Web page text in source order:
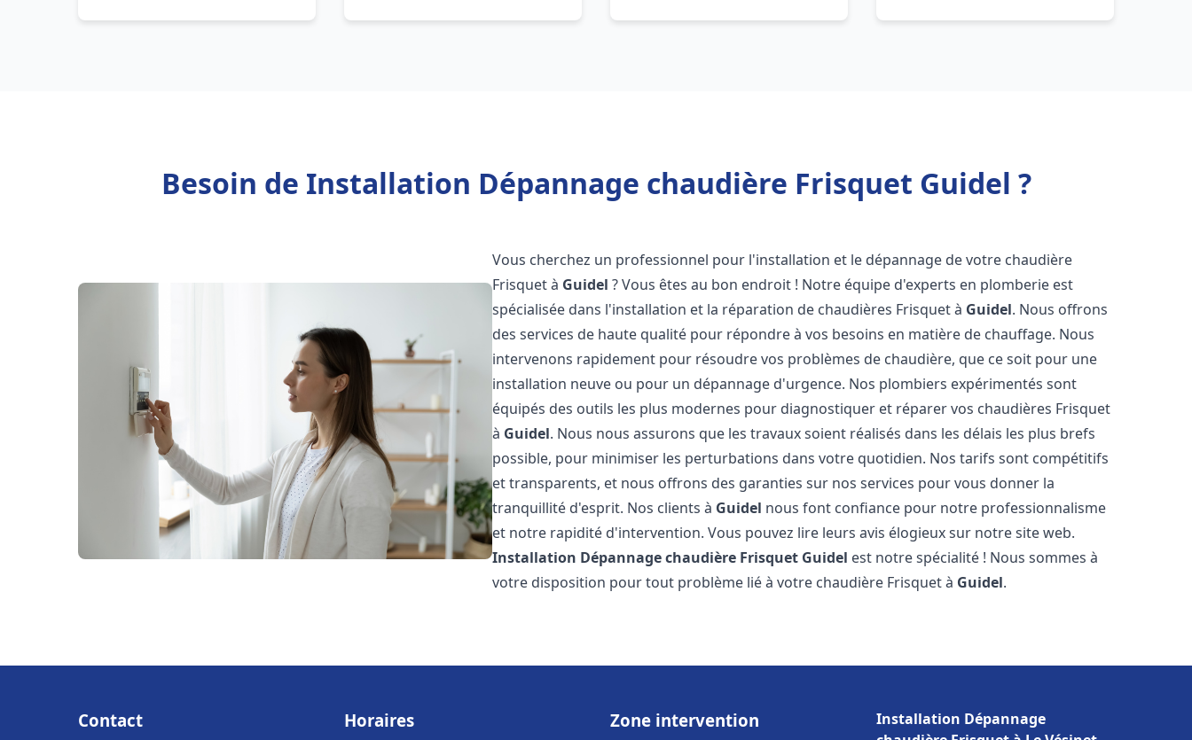
Besoin de Installation Dépannage chaudière Frisquet Guidel ?
Vous cherchez un professionnel pour l'installation et le dépannage de votre chaudière
Frisquet à Guidel ? Vous êtes au bon endroit ! Notre équipe d'experts en plomberie est
spécialisée dans l'installation et la réparation de chaudières Frisquet à Guidel. Nous offrons
des services de haute qualité pour répondre à vos besoins en matière de chauffage. Nous
intervenons rapidement pour résoudre vos problèmes de chaudière, que ce soit pour une
installation neuve ou pour un dépannage d'urgence. Nos plombiers expérimentés sont
équipés des outils les plus modernes pour diagnostiquer et réparer vos chaudières Frisquet
à Guidel. Nous nous assurons que les travaux soient réalisés dans les délais les plus brefs
possible, pour minimiser les perturbations dans votre quotidien. Nos tarifs sont compétitifs
et transparents, et nous offrons des garanties sur nos services pour vous donner la
tranquillité d'esprit. Nos clients à Guidel nous font confiance pour notre professionnalisme
et notre rapidité d'intervention. Vous pouvez lire leurs avis élogieux sur notre site web.
Installation Dépannage chaudière Frisquet Guidel est notre spécialité ! Nous sommes à
votre disposition pour tout problème lié à votre chaudière Frisquet à Guidel.
Contact Horaires Zone intervention
Installation Dépannage